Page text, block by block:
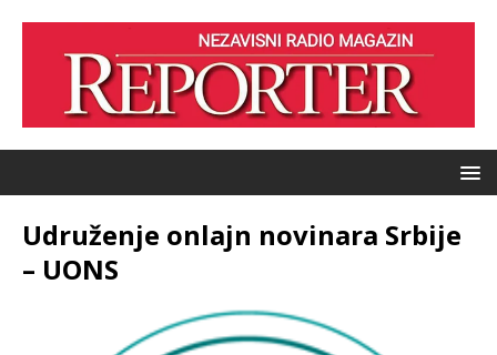
Udruženje onlajn novinara Srbije
– UONS